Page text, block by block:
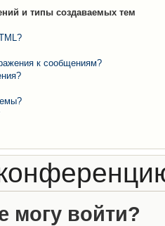
и типы создаваемых тем
к сообщениям?
могу войти?